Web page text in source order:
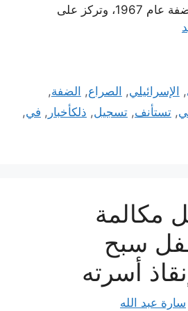
الاحتلاء الإسرائيلي للضفة عام 1967، وتركز على
, الإسرائيلي, الصراع, الضفة,
, تستأنف, تسجيل, ذلكأخبار , في,
مكالمة
سبح
أسرته
سارة عبد الله